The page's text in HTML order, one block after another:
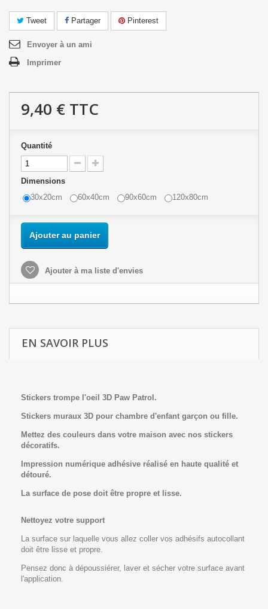
Tweet Partager Pinterest
Envoyer à un ami
Imprimer
9,40 € TTC
Quantité
Dimensions
30x20cm
60x40cm 90x60cm 120x80cm
Ajouter au panier
Ajouter à ma liste d'envies
EN SAVOIR PLUS
Stickers trompe l'oeil 3D Paw Patrol.
Stickers muraux 3D pour chambre d'enfant garçon ou fille.
Mettez des couleurs dans votre maison avec nos stickers
décoratifs.
Impression numérique adhésive réalisé en haute qualité et
détouré.
La surface de pose doit être propre et lisse.
Nettoyez votre support
La surface sur laquelle vous allez coller vos adhésifs autocollant
doit être lisse et propre.
Pensez donc à dépoussiérer, laver et sécher votre surface avant
l'application.